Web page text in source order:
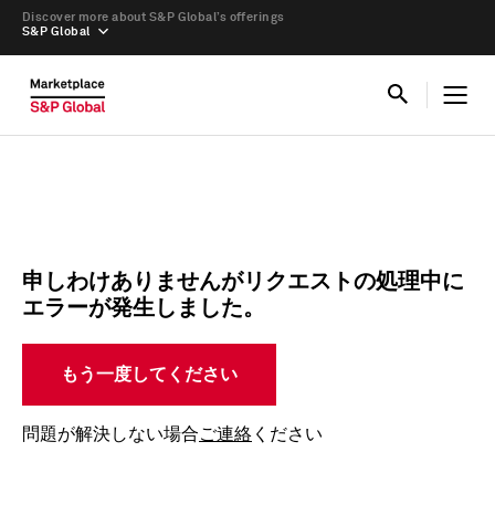
S&P Global
Discover more about S&P Global’s offerings
申しわけありませんがリクエストの処理中に
エラーが発生しました。
もう一度してください
問題が解決しない場合ご連絡 ください